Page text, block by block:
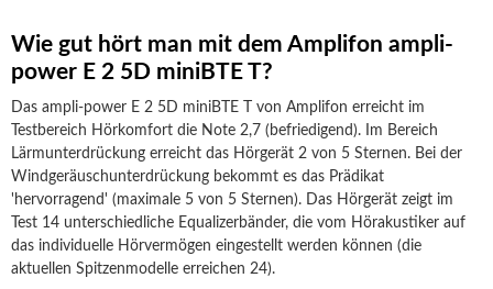
Wie gut hört man mit dem Amplifon ampli-
power E 2 5D miniBTE T?
Das ampli-power E 2 5D miniBTE T von Amplifon erreicht im
Testbereich Hörkomfort die Note 2,7 (befriedigend). Im Bereich
Lärmunterdrückung erreicht das Hörgerät 2 von 5 Sternen. Bei der
Windgeräuschunterdrückung bekommt es das Prädikat
'hervorragend' (maximale 5 von 5 Sternen). Das Hörgerät zeigt im
Test 14 unterschiedliche Equalizerbänder, die vom Hörakustiker auf
das individuelle Hörvermögen eingestellt werden können (die
aktuellen Spitzenmodelle erreichen 24).